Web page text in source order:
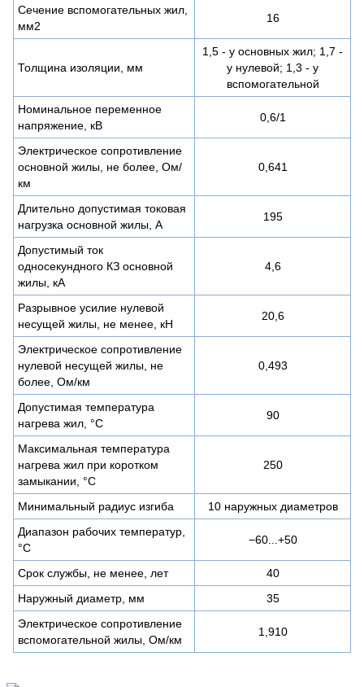
Сечение вспомогательных жил,
мм2
16
Толщина изоляции, мм
1,5 - у основных жил; 1,7 -
у нулевой; 1,3 - у
вспомогательной
Номинальное переменное
напряжение, кВ
0,6/1
Электрическое сопротивление
основной жилы, не более, Ом/
км
0,641
Длительно допустимая токовая
нагрузка основной жилы, А
195
Допустимый ток
односекундного КЗ основной
жилы, кА
4,6
Разрывное усилие нулевой
несущей жилы, не менее, кН
20,6
Электрическое сопротивление
нулевой несущей жилы, не
более, Ом/км
0,493
Допустимая температура
нагрева жил, °С
90
Максимальная температура
нагрева жил при коротком
замыкании, °С
250
Минимальный радиус изгиба
10 наружных диаметров
Диапазон рабочих температур,
°С
−60...+50
Срок службы, не менее, лет
40
Наружный диаметр, мм
35
Электрическое сопротивление
вспомогательной жилы, Ом/км
1,910